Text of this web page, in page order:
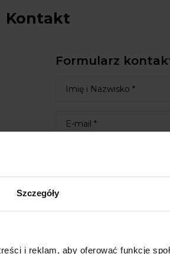
Szczegóły
i reklam, aby oferować funkcje
Kontakt
Formularz
Alternative: